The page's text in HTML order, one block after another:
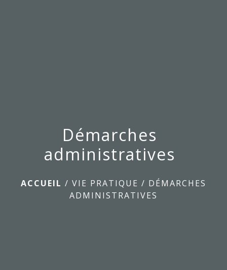
Démarches
administratives
ACCUEIL / VIE PRATIQUE / DÉMARCHES
ADMINISTRATIVES